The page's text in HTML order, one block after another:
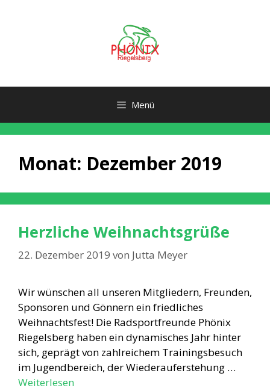
Menü
Monat: Dezember 2019
Herzliche Weihnachtsgrüße
22. Dezember 2019 von Jutta Meyer
Wir wünschen all unseren Mitgliedern, Freunden,
Sponsoren und Gönnern ein friedliches
Weihnachtsfest! Die Radsportfreunde Phönix
Riegelsberg haben ein dynamisches Jahr hinter
sich, geprägt von zahlreichem Trainingsbesuch
im Jugendbereich, der Wiederauferstehung …
Weiterlesen